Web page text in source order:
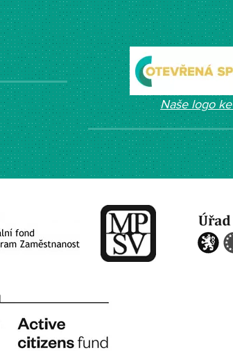
Naše logo